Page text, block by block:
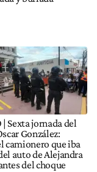
| Sexta jornada del
González:
camionero que iba
auto de Alejandra
del choque